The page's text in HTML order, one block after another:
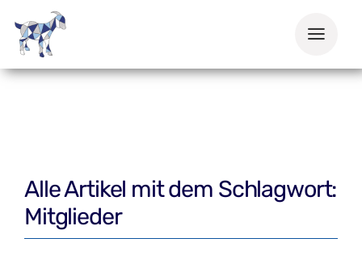
Inhalt
springen
Alle Artikel mit dem Schlagwort:
Mitglieder